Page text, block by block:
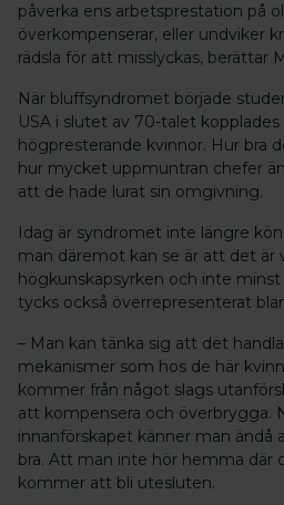
påverka ens arbetsprestation på
överkompenserar, eller undviker
rädsla för att misslyckas, berättar
När bluffsyndromet började
USA i slutet av 70-talet
högpresterande kvinnor. Hur bra
hur mycket uppmuntran chefer
att de hade lurat sin omgivning.
Idag är syndromet inte längre
man däremot kan se är att det är
högkunskapsyrken och inte
tycks också överrepresenterat
– Man kan tänka sig att det
mekanismer som hos de här
kommer från något slags
att kompensera och överbrygga.
innanförskapet känner man ändå
bra. Att man inte hör hemma där
kommer att bli utesluten.